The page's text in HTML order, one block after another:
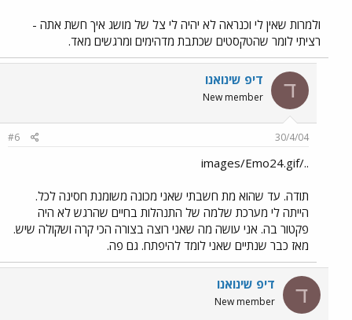
ולמרות שאין לי וכנראה לא יהיה לי צל של מושג איך חשת אתה -
רציתי לומר שהטקסטים שכתבת מדהימים ומרגשים מאד.
ד דיפ שינואנו
New member
30/4/04
#6
../images/Emo24.gif
תודה. עד שהוא מת חשבתי שאני מכונה משומנת חסינה לכל.
הייתה לי מערכת שלמה של התנהלות בחיים שהרגש לא היה
פקטור בה. אני עושה מה שאני רוצה בצורה הכי קרה ושקולה שיש.
מאז כבר שנתיים שאני לומד להיפתח. גם פה.
ד דיפ שינואנו
New member